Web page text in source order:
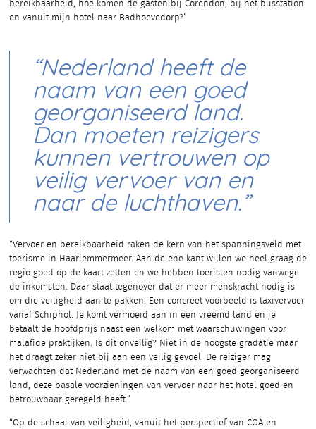
bereikbaarheid, hoe komen de gasten bij Corendon, bij het busstation
en vanuit mijn hotel naar Badhoevedorp?”
“Nederland heeft de
naam van een goed
georganiseerd land.
Dan moeten reizigers
kunnen vertrouwen op
veilig vervoer van en
naar de luchthaven.”
“Vervoer en bereikbaarheid raken de kern van het spanningsveld met
toerisme in Haarlemmermeer. Aan de ene kant willen we heel graag de
regio goed op de kaart zetten en we hebben toeristen nodig vanwege
de inkomsten. Daar staat tegenover dat er meer menskracht nodig is
om die veiligheid aan te pakken. Een concreet voorbeeld is taxivervoer
vanaf Schiphol. Je komt vermoeid aan in een vreemd land en je
betaalt de hoofdprijs naast een welkom met waarschuwingen voor
malafide praktijken. Is dit onveilig? Niet in de hoogste gradatie maar
het draagt zeker niet bij aan een veilig gevoel. De reiziger mag
verwachten dat Nederland met de naam van een goed georganiseerd
land, deze basale voorzieningen van vervoer naar het hotel goed en
betrouwbaar geregeld heeft.”
“Op de schaal van veiligheid, vanuit het perspectief van COA en